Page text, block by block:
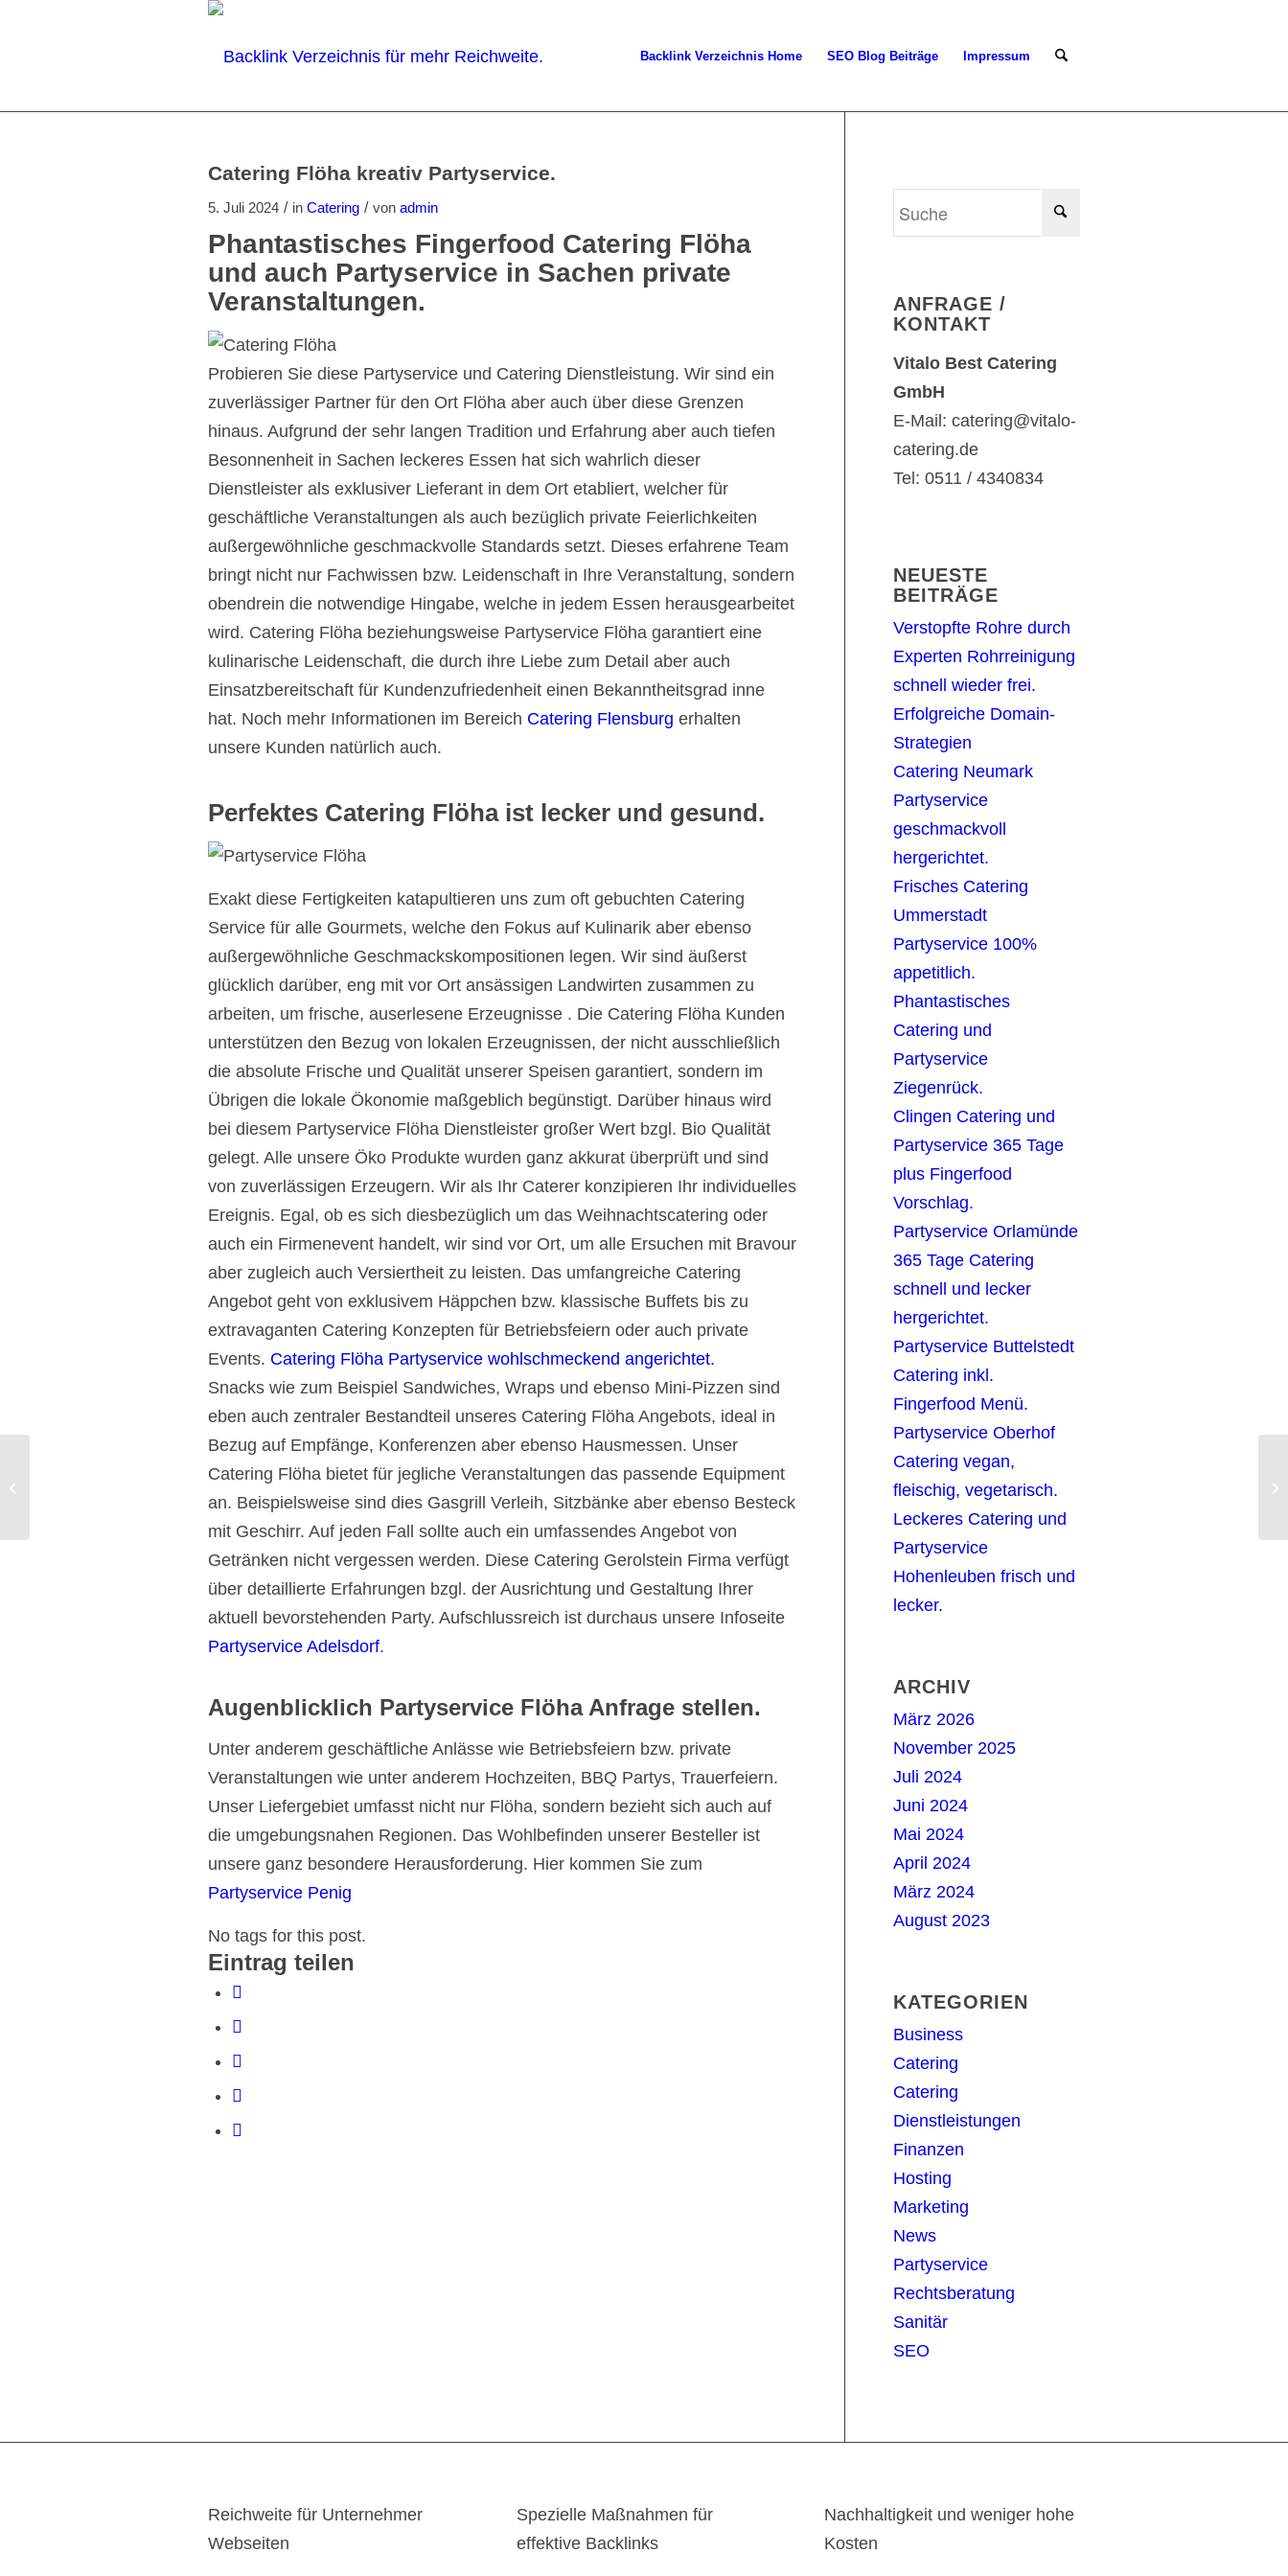
Backlink Verzeichnis Home SEO Blog Beiträge Impressum
Catering Flöha kreativ Partyservice.
5. Juli 2024 / in Catering / von admin
Phantastisches Fingerfood Catering Flöha
und auch Partyservice in Sachen private
Veranstaltungen.
Probieren Sie diese Partyservice und Catering Dienstleistung. Wir sind ein
zuverlässiger Partner für den Ort Flöha aber auch über diese Grenzen
hinaus. Aufgrund der sehr langen Tradition und Erfahrung aber auch tiefen
Besonnenheit in Sachen leckeres Essen hat sich wahrlich dieser
Dienstleister als exklusiver Lieferant in dem Ort etabliert, welcher für
geschäftliche Veranstaltungen als auch bezüglich private Feierlichkeiten
außergewöhnliche geschmackvolle Standards setzt. Dieses erfahrene Team
bringt nicht nur Fachwissen bzw. Leidenschaft in Ihre Veranstaltung, sondern
obendrein die notwendige Hingabe, welche in jedem Essen herausgearbeitet
wird. Catering Flöha beziehungsweise Partyservice Flöha garantiert eine
kulinarische Leidenschaft, die durch ihre Liebe zum Detail aber auch
Einsatzbereitschaft für Kundenzufriedenheit einen Bekanntheitsgrad inne
hat. Noch mehr Informationen im Bereich Catering Flensburg erhalten
unsere Kunden natürlich auch.
Perfektes Catering Flöha ist lecker und gesund.
Exakt diese Fertigkeiten katapultieren uns zum oft gebuchten Catering
Service für alle Gourmets, welche den Fokus auf Kulinarik aber ebenso
außergewöhnliche Geschmackskompositionen legen. Wir sind äußerst
glücklich darüber, eng mit vor Ort ansässigen Landwirten zusammen zu
arbeiten, um frische, auserlesene Erzeugnisse . Die Catering Flöha Kunden
unterstützen den Bezug von lokalen Erzeugnissen, der nicht ausschließlich
die absolute Frische und Qualität unserer Speisen garantiert, sondern im
Übrigen die lokale Ökonomie maßgeblich begünstigt. Darüber hinaus wird
bei diesem Partyservice Flöha Dienstleister großer Wert bzgl. Bio Qualität
gelegt. Alle unsere Öko Produkte wurden ganz akkurat überprüft und sind
von zuverlässigen Erzeugern. Wir als Ihr Caterer konzipieren Ihr individuelles
Ereignis. Egal, ob es sich diesbezüglich um das Weihnachtscatering oder
auch ein Firmenevent handelt, wir sind vor Ort, um alle Ersuchen mit Bravour
aber zugleich auch Versiertheit zu leisten. Das umfangreiche Catering
Angebot geht von exklusivem Häppchen bzw. klassische Buffets bis zu
extravaganten Catering Konzepten für Betriebsfeiern oder auch private
Events. Catering Flöha Partyservice wohlschmeckend angerichtet.
Snacks wie zum Beispiel Sandwiches, Wraps und ebenso Mini-Pizzen sind
eben auch zentraler Bestandteil unseres Catering Flöha Angebots, ideal in
Bezug auf Empfänge, Konferenzen aber ebenso Hausmessen. Unser
Catering Flöha bietet für jegliche Veranstaltungen das passende Equipment
an. Beispielsweise sind dies Gasgrill Verleih, Sitzbänke aber ebenso Besteck
mit Geschirr. Auf jeden Fall sollte auch ein umfassendes Angebot von
Getränken nicht vergessen werden. Diese Catering Gerolstein Firma verfügt
über detaillierte Erfahrungen bzgl. der Ausrichtung und Gestaltung Ihrer
aktuell bevorstehenden Party. Aufschlussreich ist durchaus unsere Infoseite
Partyservice Adelsdorf.
Augenblicklich Partyservice Flöha Anfrage stellen.
Unter anderem geschäftliche Anlässe wie Betriebsfeiern bzw. private
Veranstaltungen wie unter anderem Hochzeiten, BBQ Partys, Trauerfeiern.
Unser Liefergebiet umfasst nicht nur Flöha, sondern bezieht sich auch auf
die umgebungsnahen Regionen. Das Wohlbefinden unserer Besteller ist
unsere ganz besondere Herausforderung. Hier kommen Sie zum
Partyservice Penig
No tags for this post.
Eintrag teilen
ANFRAGE /
KONTAKT
Vitalo Best Catering
GmbH
E-Mail: catering@vitalo-
catering.de
Tel: 0511 / 4340834
NEUESTE
BEITRÄGE
Verstopfte Rohre durch
Experten Rohrreinigung
schnell wieder frei.
Erfolgreiche Domain-
Strategien
Catering Neumark
Partyservice
geschmackvoll
hergerichtet.
Frisches Catering
Ummerstadt
Partyservice 100%
appetitlich.
Phantastisches
Catering und
Partyservice
Ziegenrück.
Clingen Catering und
Partyservice 365 Tage
plus Fingerfood
Vorschlag.
Partyservice Orlamünde
365 Tage Catering
schnell und lecker
hergerichtet.
Partyservice Buttelstedt
Catering inkl.
Fingerfood Menü.
Partyservice Oberhof
Catering vegan,
fleischig, vegetarisch.
Leckeres Catering und
Partyservice
Hohenleuben frisch und
lecker.
ARCHIV
März 2026
November 2025
Juli 2024
Juni 2024
Mai 2024
April 2024
März 2024
August 2023
KATEGORIEN
Business
Catering
Catering
Dienstleistungen
Finanzen
Hosting
Marketing
News
Partyservice
Rechtsberatung
Sanitär
SEO
Reichweite für Unternehmer
Webseiten
Spezielle Maßnahmen für
effektive Backlinks
Nachhaltigkeit und weniger hohe
Kosten